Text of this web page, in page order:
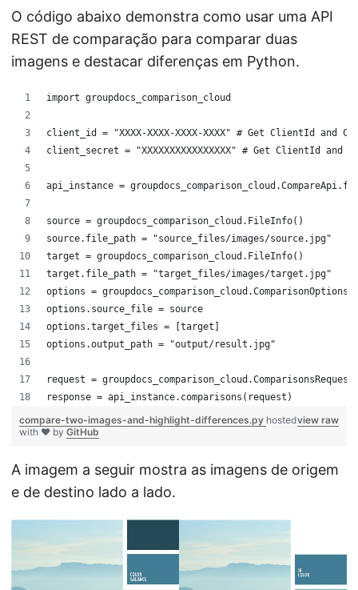
O código abaixo demonstra como usar uma API
REST de comparação para comparar duas
imagens e destacar diferenças em Python.
import groupdocs_comparison_cloud
client_id = "XXXX-XXXX-XXXX-XXXX" # Get ClientId and
client_secret = "XXXXXXXXXXXXXXXX" # Get ClientId
api_instance =
source = groupdocs_comparison_cloud.FileInfo()
source.file_path = "source_files/images/source.jpg"
target = groupdocs_comparison_cloud.FileInfo()
target.file_path = "target_files/images/target.jpg"
options =
options.source_file = source
options.target_files = [target]
options.output_path = "output/result.jpg"
request =
response = api_instance.comparisons(request)
view raw
compare-two-images-and-highlight-differences.py hosted
with ❤ by GitHub
A imagem a seguir mostra as imagens de origem
e de destino lado a lado.